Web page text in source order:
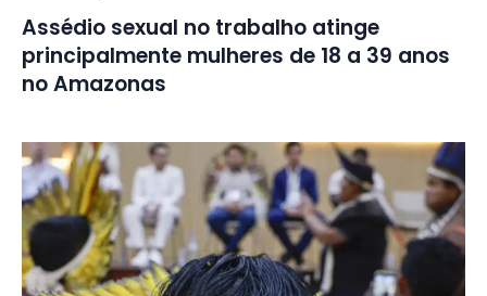
Assédio sexual no trabalho atinge
principalmente mulheres de 18 a 39 anos
no Amazonas